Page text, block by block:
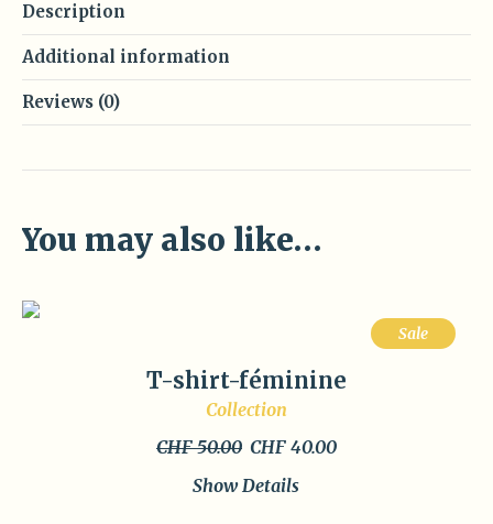
Description
Additional information
Reviews (0)
You may also like…
Sale
T-shirt-féminine
Collection
CHF 50.00 Original
was:
CHF 40.00Current
Show Details